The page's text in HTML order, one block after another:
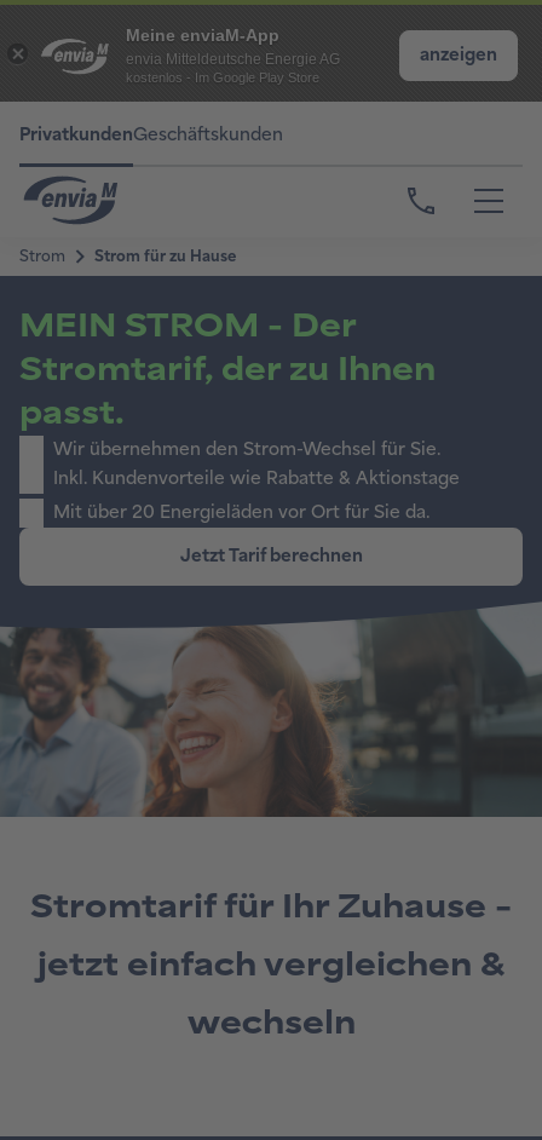
Meine enviaM-App
envia Mitteldeutsche Energie AG
kostenlos - Im Google Play Store
anzeigen
PrivatkundenGeschäftskunden
Stromtarif für Ihr Zuhause –
jetzt einfach vergleichen &
wechseln